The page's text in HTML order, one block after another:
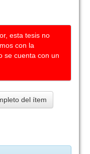
esta tesis no
con la
se cuenta con un
del ítem